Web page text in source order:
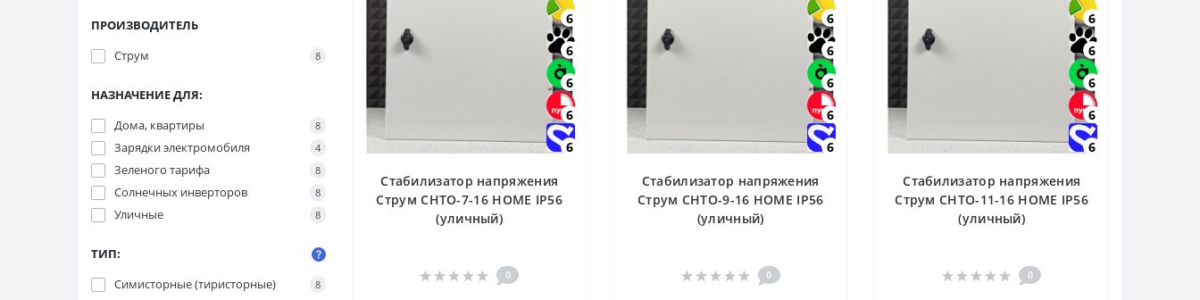
ПРОИЗВОДИТЕЛЬ
Струм
8
НАЗНАЧЕНИЕ ДЛЯ:
Дома, квартиры
8
Зарядки электромобиля 4
Зеленого тарифа 8
Солнечных инверторов 8
Уличные 8
ТИП:
Симисторные (тиристорные)
8
6
6
6
6
6
Стабилизатор напряжения
Струм СНТО-7-16 HOME IP56
(уличный)
0
6
6
6
6
6
Стабилизатор напряжения
Струм СНТО-9-16 HOME IP56
(уличный)
0
6
6
6
6
6
Стабилизатор напряжения
Струм СНТО-11-16 HOME IP56
(уличный)
0